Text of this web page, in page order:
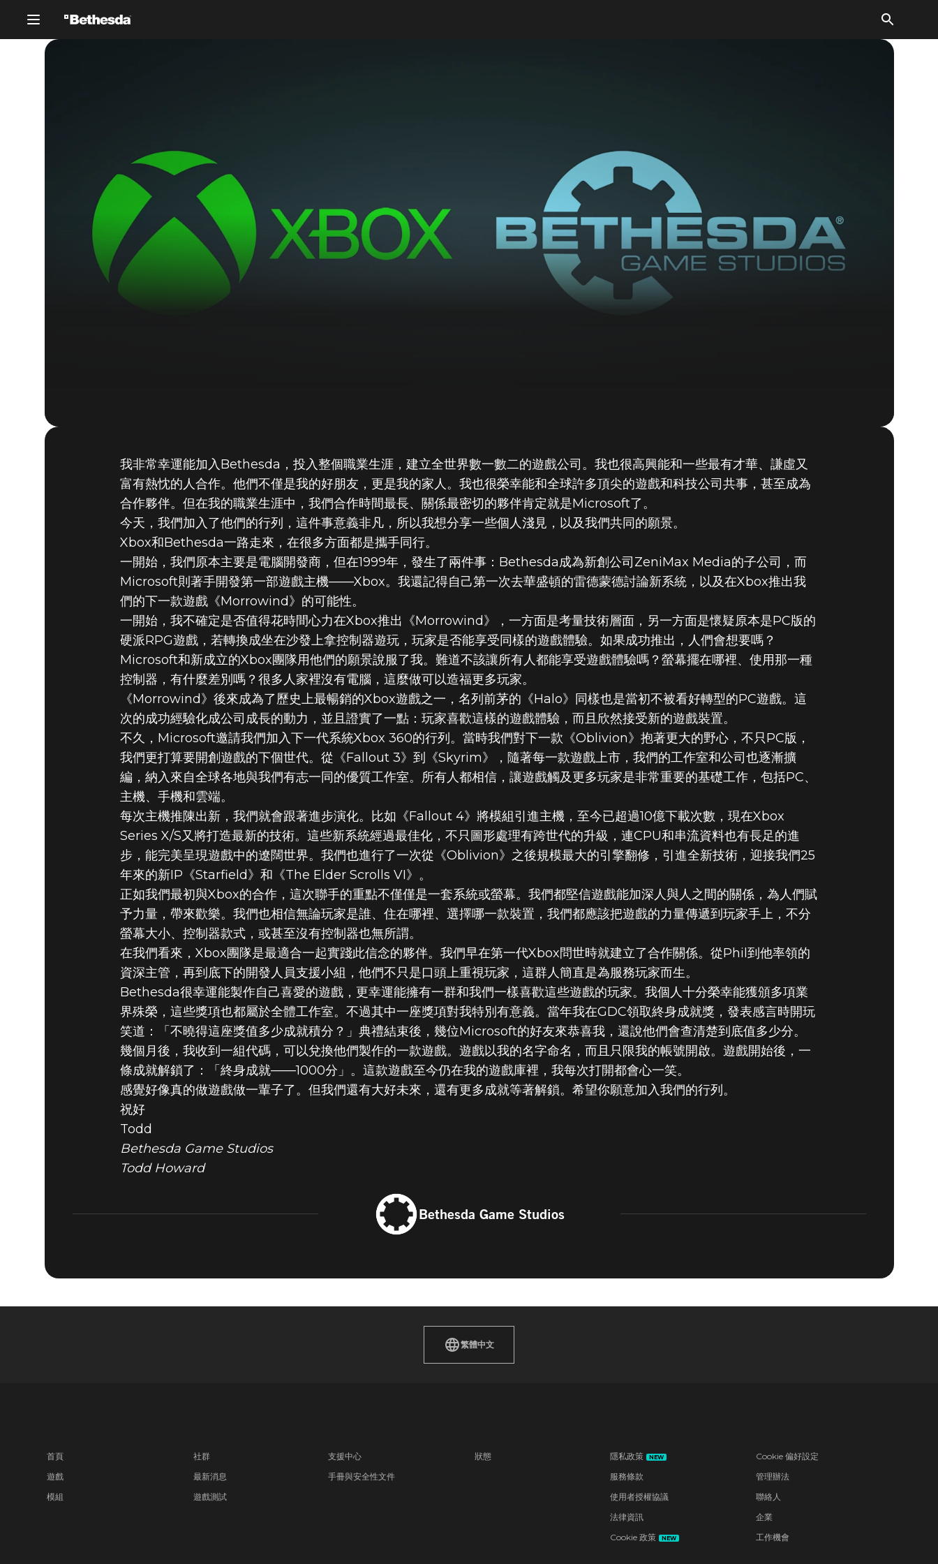
2020年9月21日
TODD HOWARD淺談加入XBOX
我非常幸運能加入Bethesda，投入整個職業生涯，建立全世界數一數二的遊戲公司。我也很高興能和一些最有才華、謙虛又
富有熱忱的人合作。他們不僅是我的好朋友，更是我的家人。我也很榮幸能和全球許多頂尖的遊戲和科技公司共事，甚至成為
合作夥伴。但在我的職業生涯中，我們合作時間最長、關係最密切的夥伴肯定就是Microsoft了。
今天，我們加入了他們的行列，這件事意義非凡，所以我想分享一些個人淺見，以及我們共同的願景。
Xbox和Bethesda一路走來，在很多方面都是攜手同行。
一開始，我們原本主要是電腦開發商，但在1999年，發生了兩件事：Bethesda成為新創公司ZeniMax Media的子公司，而
Microsoft則著手開發第一部遊戲主機——Xbox。我還記得自己第一次去華盛頓的雷德蒙德討論新系統，以及在Xbox推出我
們的下一款遊戲《Morrowind》的可能性。
一開始，我不確定是否值得花時間心力在Xbox推出《Morrowind》，一方面是考量技術層面，另一方面是懷疑原本是PC版的
硬派RPG遊戲，若轉換成坐在沙發上拿控制器遊玩，玩家是否能享受同樣的遊戲體驗。如果成功推出，人們會想要嗎？
Microsoft和新成立的Xbox團隊用他們的願景說服了我。難道不該讓所有人都能享受遊戲體驗嗎？螢幕擺在哪裡、使用那一種
控制器，有什麼差別嗎？很多人家裡沒有電腦，這麼做可以造福更多玩家。
《Morrowind》後來成為了歷史上最暢銷的Xbox遊戲之一，名列前茅的《Halo》同樣也是當初不被看好轉型的PC遊戲。這
次的成功經驗化成公司成長的動力，並且證實了一點：玩家喜歡這樣的遊戲體驗，而且欣然接受新的遊戲裝置。
不久，Microsoft邀請我們加入下一代系統Xbox 360的行列。當時我們對下一款《Oblivion》抱著更大的野心，不只PC版，
我們更打算要開創遊戲的下個世代。從《Fallout 3》到《Skyrim》，隨著每一款遊戲上市，我們的工作室和公司也逐漸擴
編，納入來自全球各地與我們有志一同的優質工作室。所有人都相信，讓遊戲觸及更多玩家是非常重要的基礎工作，包括PC、
主機、手機和雲端。
每次主機推陳出新，我們就會跟著進步演化。比如《Fallout 4》將模組引進主機，至今已超過10億下載次數，現在Xbox
Series X/S又將打造最新的技術。這些新系統經過最佳化，不只圖形處理有跨世代的升級，連CPU和串流資料也有長足的進
步，能完美呈現遊戲中的遼闊世界。我們也進行了一次從《Oblivion》之後規模最大的引擎翻修，引進全新技術，迎接我們25
年來的新IP《Starfield》和《The Elder Scrolls VI》。
正如我們最初與Xbox的合作，這次聯手的重點不僅僅是一套系統或螢幕。我們都堅信遊戲能加深人與人之間的關係，為人們賦
予力量，帶來歡樂。我們也相信無論玩家是誰、住在哪裡、選擇哪一款裝置，我們都應該把遊戲的力量傳遞到玩家手上，不分
螢幕大小、控制器款式，或甚至沒有控制器也無所謂。
在我們看來，Xbox團隊是最適合一起實踐此信念的夥伴。我們早在第一代Xbox問世時就建立了合作關係。從Phil到他率領的
資深主管，再到底下的開發人員支援小組，他們不只是口頭上重視玩家，這群人簡直是為服務玩家而生。
Bethesda很幸運能製作自己喜愛的遊戲，更幸運能擁有一群和我們一樣喜歡這些遊戲的玩家。我個人十分榮幸能獲頒多項業
界殊榮，這些獎項也都屬於全體工作室。不過其中一座獎項對我特別有意義。當年我在GDC領取終身成就獎，發表感言時開玩
笑道：「不曉得這座獎值多少成就積分？」典禮結束後，幾位Microsoft的好友來恭喜我，還說他們會查清楚到底值多少分。
幾個月後，我收到一組代碼，可以兌換他們製作的一款遊戲。遊戲以我的名字命名，而且只限我的帳號開啟。遊戲開始後，一
條成就解鎖了：「終身成就——1000分」。這款遊戲至今仍在我的遊戲庫裡，我每次打開都會心一笑。
感覺好像真的做遊戲做一輩子了。但我們還有大好未來，還有更多成就等著解鎖。希望你願意加入我們的行列。
祝好
Todd
Bethesda Game Studios
Todd Howard
Bethesda Game Studios
繁體中文
首頁
遊戲
模組
社群
最新消息
遊戲測試
支援中心
手冊與安全性文件
狀態 隱私政策 NEW
服務條款
使用者授權協議
法律資訊
Cookie 政策
NEW
Cookie 偏好設定
管理辦法
聯絡人
企業
工作機會